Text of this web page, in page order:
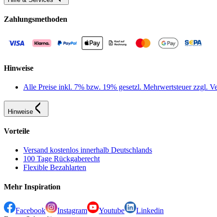
Zahlungsmethoden
Hinweise
Alle Preise inkl. 7% bzw. 19% gesetzl. Mehrwertsteuer zzgl.
Hinweise
Vorteile
Versand kostenlos innerhalb Deutschlands
100 Tage Rückgaberecht
Flexible Bezahlarten
Mehr Inspiration
Facebook Instagram Youtube
Linkedin